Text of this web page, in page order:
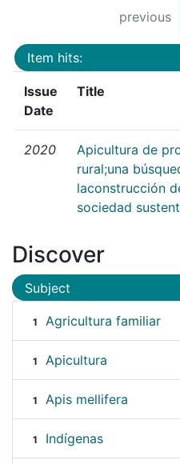
previous
Item hits:
Issue
Date
Title
2020
Apicultura de
rural;una
laconstrucción
sociedad
Discover
Subject
1 Agricultura familiar
1 Apicultura
1 Apis mellifera
1 Indígenas